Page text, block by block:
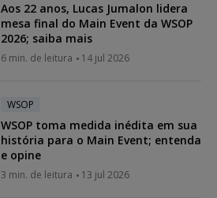
Aos 22 anos, Lucas Jumalon lidera
mesa final do Main Event da WSOP
2026; saiba mais
6 min. de leitura 14 jul 2026
WSOP
WSOP toma medida inédita em sua
história para o Main Event; entenda
e opine
3 min. de leitura 13 jul 2026